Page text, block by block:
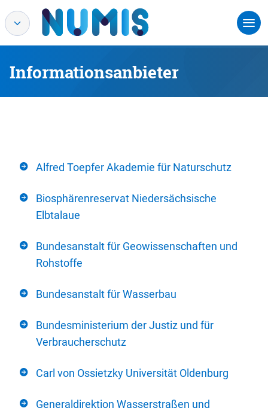
Informationsanbieter
Alfred Toepfer Akademie für Naturschutz
Biosphärenreservat Niedersächsische
Elbtalaue
Bundesanstalt für Geowissenschaften und
Rohstoffe
Bundesanstalt für Wasserbau
Bundesministerium der Justiz und für
Verbraucherschutz
Carl von Ossietzky Universität Oldenburg
Generaldirektion Wasserstraßen und